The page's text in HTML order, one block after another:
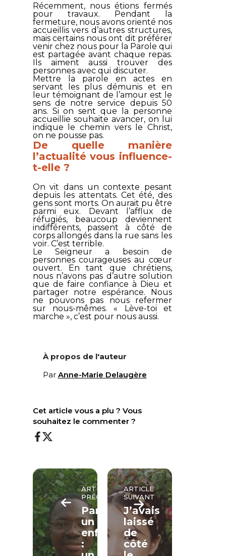
Récemment, nous étions fermés
pour travaux. Pendant la
fermeture, nous avons orienté nos
accueillis vers d’autres structures,
mais certains nous ont dit préférer
venir chez nous pour la Parole qui
est partagée avant chaque repas.
Ils aiment aussi trouver des
personnes avec qui discuter.
Mettre la parole en actes en
servant les plus démunis et en
leur témoignant de l’amour est le
sens de notre service depuis 50
ans. Si on sent que la personne
accueillie souhaite avancer, on lui
indique le chemin vers le Christ,
on ne pousse pas.
De quelle manière
l’actualité vous influence-
t-elle ?
On vit dans un contexte pesant
depuis les attentats. Cet été, des
gens sont morts. On aurait pu être
parmi eux. Devant l’afflux de
réfugiés, beaucoup deviennent
indifférents, passent à côté de
corps allongés dans la rue sans les
voir. C’est terrible.
Le Seigneur a besoin de
personnes courageuses au cœur
ouvert. En tant que chrétiens,
nous n’avons pas d’autre solution
que de faire confiance à Dieu et
partager notre espérance. Nous
ne pouvons pas nous refermer
sur nous-mêmes. « Lève-toi et
marche », c’est pour nous aussi.
À propos de l'auteur
Par Anne-Marie Delaugère
Cet article vous a plu ? Vous
souhaitez le commenter ?
ARTICLE
PRÉCÉDENT
Parrainer
un
enfant
:
ARTICLE
SUIVANT
J’avais
laissé
de
côté